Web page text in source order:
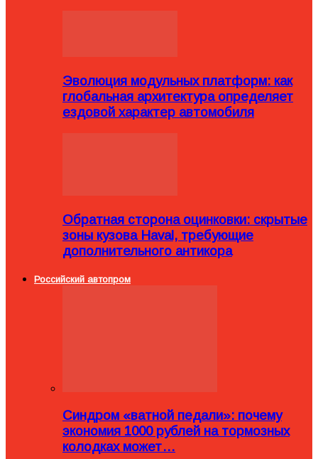
Эволюция модульных платформ: как
глобальная архитектура определяет
ездовой характер автомобиля
Обратная сторона оцинковки: скрытые
зоны кузова Haval, требующие
дополнительного антикора
Российский автопром
Синдром «ватной педали»: почему
экономия 1000 рублей на тормозных
колодках может…